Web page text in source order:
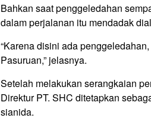
Bahkan saat penggeledahan
dalam perjalanan itu mendadak
“Karena disini ada
Pasuruan,” jelasnya.
Setelah melakukan serangkaian
Direktur PT. SHC ditetapkan
sianida.